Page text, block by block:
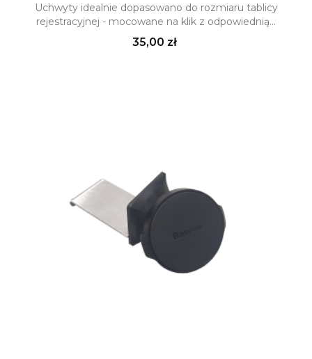
Uchwyty idealnie dopasowano do rozmiaru tablicy
rejestracyjnej - mocowane na klik z odpowiednią...
Cena
35,00 zł